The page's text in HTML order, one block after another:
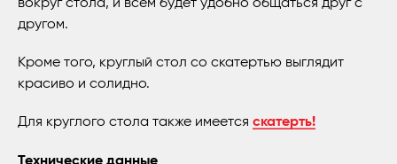
вокруг стола, и всем будет удобно общаться друг с
другом.
Кроме того, круглый стол со скатертью выглядит
красиво и солидно.
Для круглого стола также имеется скатерть!
Технические данные